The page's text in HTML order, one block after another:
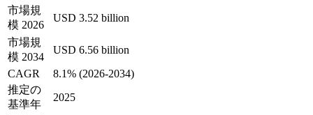
市場規
模 2026
USD 3.52 billion
市場規
模 2034
USD 6.56 billion
CAGR
8.1% (2026-2034)
推定の
基準年
2025